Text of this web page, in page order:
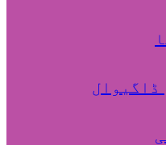
ڈاگیوال